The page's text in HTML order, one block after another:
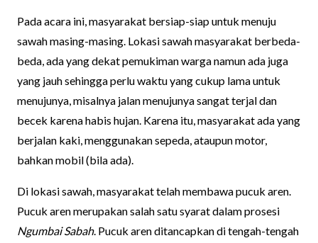
Pada acara ini, masyarakat bersiap-siap untuk menuju
sawah masing-masing. Lokasi sawah masyarakat berbeda-
beda, ada yang dekat pemukiman warga namun ada juga
yang jauh sehingga perlu waktu yang cukup lama untuk
menujunya, misalnya jalan menujunya sangat terjal dan
becek karena habis hujan. Karena itu, masyarakat ada yang
berjalan kaki, menggunakan sepeda, ataupun motor,
bahkan mobil (bila ada).
Di lokasi sawah, masyarakat telah membawa pucuk aren.
Pucuk aren merupakan salah satu syarat dalam prosesi
Ngumbai Sabah. Pucuk aren ditancapkan di tengah-tengah